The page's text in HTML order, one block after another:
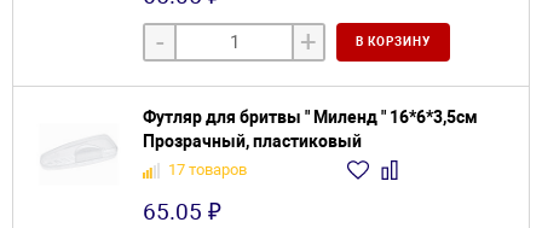
- + В КОРЗИНУ
Футляр для бритвы " Миленд " 16*6*3,5см
Прозрачный, пластиковый
17 товаров
65.05 ₽